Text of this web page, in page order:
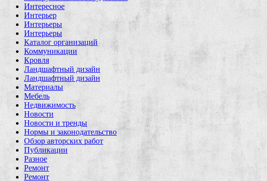
Интересное
Интерьер
Интерьеры
Интерьеры
Каталог организаций
Коммуникации
Кровля
Ландшафтный дизайн
Ландшафтный дизайн
Материалы
Мебель
Недвижимость
Новости
Новости и тренды
Нормы и законодательство
Обзор авторских работ
Публикации
Разное
Ремонт
Ремонт